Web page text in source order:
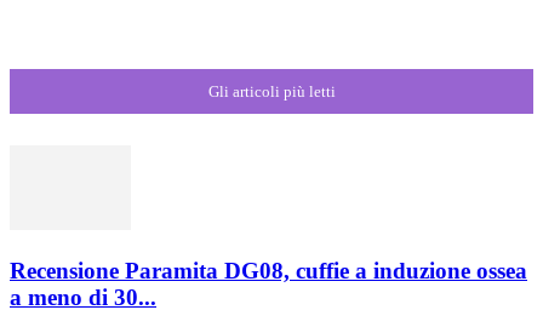
Gli articoli più letti
Recensione Paramita DG08, cuffie a induzione ossea
a meno di 30...